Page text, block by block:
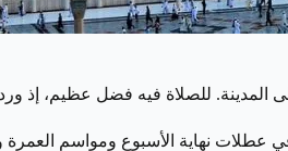
للصلاة فيه فضل عظيم، إذ
عطلات نهاية الأسبوع ومواسم